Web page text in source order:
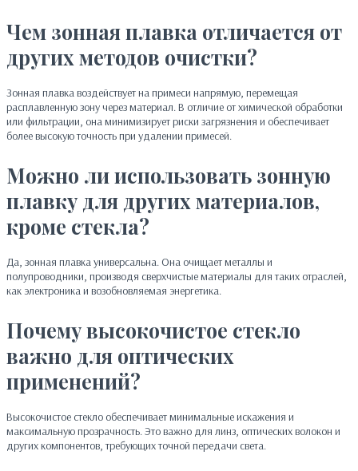
Чем зонная плавка отличается от
других методов очистки?
Зонная плавка воздействует на примеси напрямую, перемещая
расплавленную зону через материал. В отличие от химической обработки
или фильтрации, она минимизирует риски загрязнения и обеспечивает
более высокую точность при удалении примесей.
Можно ли использовать зонную
плавку для других материалов,
кроме стекла?
Да, зонная плавка универсальна. Она очищает металлы и
полупроводники, производя сверхчистые материалы для таких отраслей,
как электроника и возобновляемая энергетика.
Почему высокочистое стекло
важно для оптических
применений?
Высокочистое стекло обеспечивает минимальные искажения и
максимальную прозрачность. Это важно для линз, оптических волокон и
других компонентов, требующих точной передачи света.